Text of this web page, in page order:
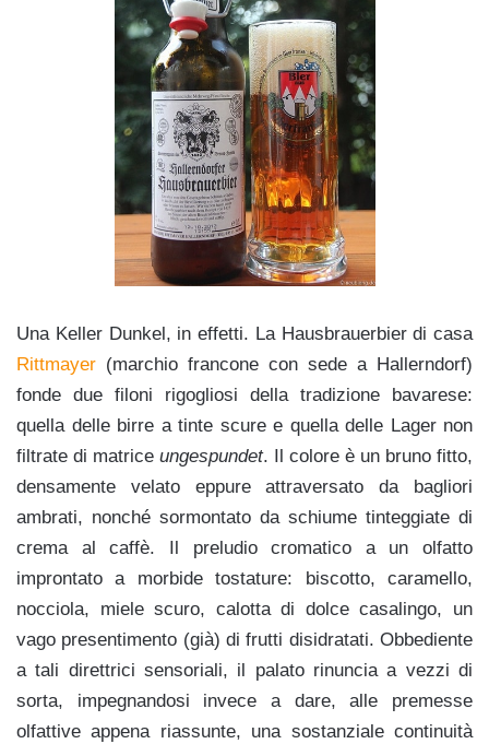
Una Keller Dunkel, in effetti. La Hausbrauerbier di casa
Rittmayer (marchio francone con sede a Hallerndorf)
fonde due filoni rigogliosi della tradizione bavarese:
quella delle birre a tinte scure e quella delle Lager non
filtrate di matrice ungespundet. Il colore è un bruno fitto,
densamente velato eppure attraversato da bagliori
ambrati, nonché sormontato da schiume tinteggiate di
crema al caffè. Il preludio cromatico a un olfatto
improntato a morbide tostature: biscotto, caramello,
nocciola, miele scuro, calotta di dolce casalingo, un
vago presentimento (già) di frutti disidratati. Obbediente
a tali direttrici sensoriali, il palato rinuncia a vezzi di
sorta, impegnandosi invece a dare, alle premesse
olfattive appena riassunte, una sostanziale continuità